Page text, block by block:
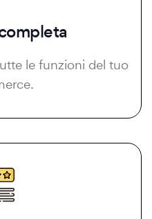
le funzioni del tuo